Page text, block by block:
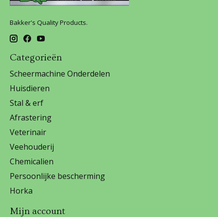
Bakker's Quality Products.
Categorieën
Scheermachine Onderdelen
Huisdieren
Stal & erf
Afrastering
Veterinair
Veehouderij
Chemicalien
Persoonlijke bescherming
Horka
Mijn account